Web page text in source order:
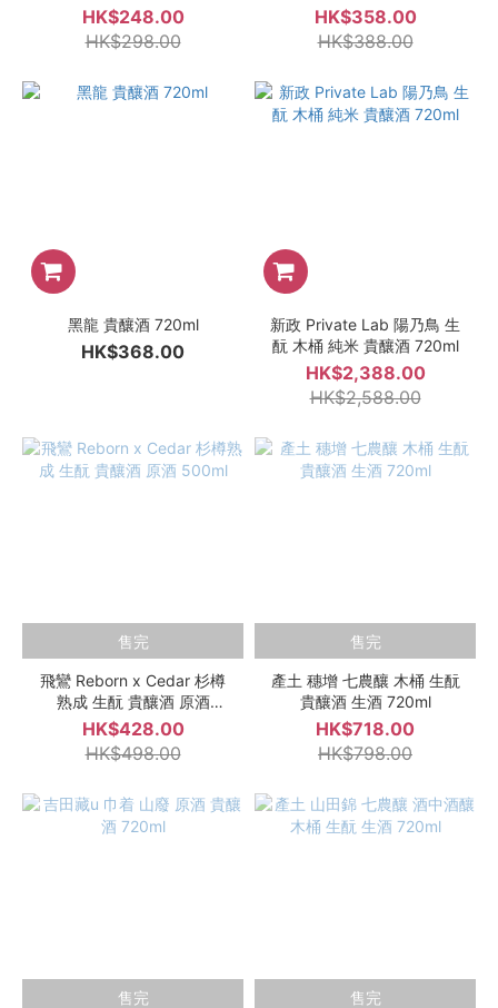
500ml
HK$248.00
HK$298.00
HK$358.00
HK$388.00
黑龍 貴釀酒 720ml
HK$368.00
新政 Private Lab 陽乃鳥 生
酛 木桶 純米 貴釀酒 720ml
HK$2,388.00
HK$2,588.00
售完
飛鸞 Reborn x Cedar 杉樽
熟成 生酛 貴釀酒 原酒
500ml
HK$428.00
HK$498.00
售完
產土 穗增 七農釀 木桶 生酛
貴釀酒 生酒 720ml
HK$718.00
HK$798.00
售完 售完